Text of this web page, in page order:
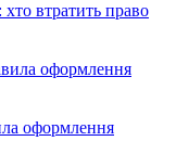
втратить право
оформлення